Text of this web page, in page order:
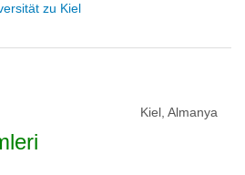
zu Kiel
Kiel, Almanya